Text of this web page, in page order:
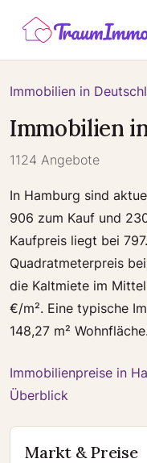
Immobilien in
Immobilien
1124 Angebote
In Hamburg sind
906 zum Kauf und
Kaufpreis liegt bei
Quadratmeterpreis
die Kaltmiete im
€/m². Eine typische
148,27 m²
Immobilienpreise in
Überblick
Markt & Preise